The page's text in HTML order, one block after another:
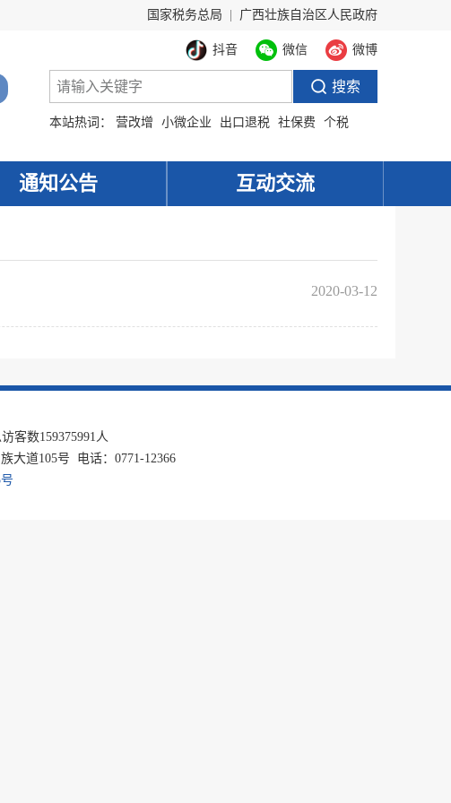
国家税务总局 广西壮族自治区人民政府
抖音 微信 微博
本站热词： 营改增 小微企业 出口退税 社保费 个税
通知公告 互动交流
2020-03-12
客数159375991人
大道105号 电话：0771-12366